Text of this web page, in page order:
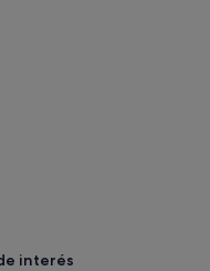
interés